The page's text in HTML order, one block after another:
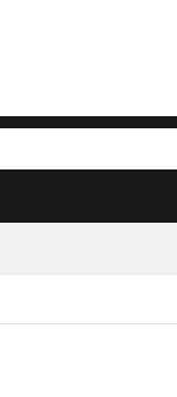
西大社 諏訪神社 出
神社 子宝恵方犬